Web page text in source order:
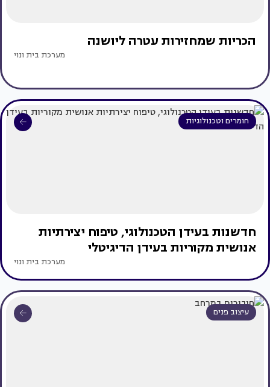
הכריות שמחזירות עטרה ליושנה
מערכת בית ונוי
חומרים וטכנולוגיות
חדשנות בעידן הטכנולוגי, טיפוח יצירתיות
אנושית מקוריות בעידן הדיגיטלי
מערכת בית ונוי
עיצוב פנים